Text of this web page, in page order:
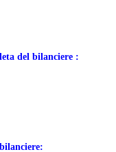
del bilanciere :
505
100